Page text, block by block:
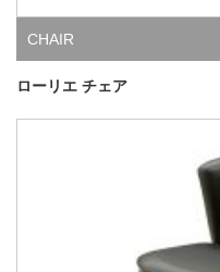
CHAIR
ローリエ チェア